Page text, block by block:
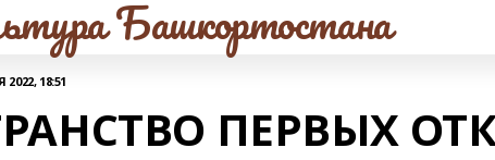
Башкортостана
18:51
ПЕРВЫХ